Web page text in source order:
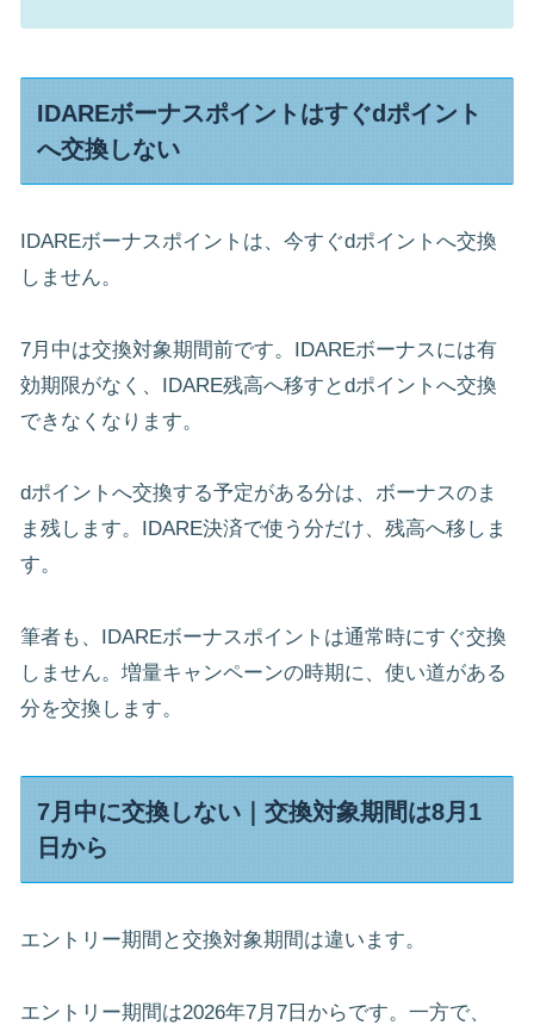
IDAREボーナスポイントはすぐdポイント
へ交換しない
IDAREボーナスポイントは、今すぐdポイントへ交換
しません。
7月中は交換対象期間前です。IDAREボーナスには有
効期限がなく、IDARE残高へ移すとdポイントへ交換
できなくなります。
dポイントへ交換する予定がある分は、ボーナスのま
ま残します。IDARE決済で使う分だけ、残高へ移しま
す。
筆者も、IDAREボーナスポイントは通常時にすぐ交換
しません。増量キャンペーンの時期に、使い道がある
分を交換します。
7月中に交換しない｜交換対象期間は8月1
日から
エントリー期間と交換対象期間は違います。
エントリー期間は2026年7月7日からです。一方で、